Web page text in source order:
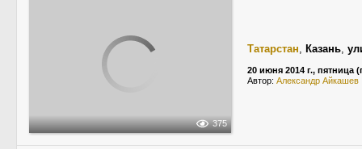
375
Татарстан, Казань,
20 июня 2014 г., пятница
Автор: Александр Айкашев